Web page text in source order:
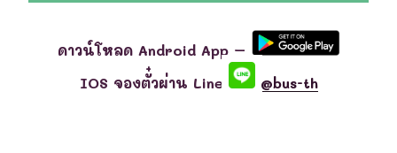
ดาวน์โหลด Android App –
IOS จองตั๋วผ่าน Line
@bus-th